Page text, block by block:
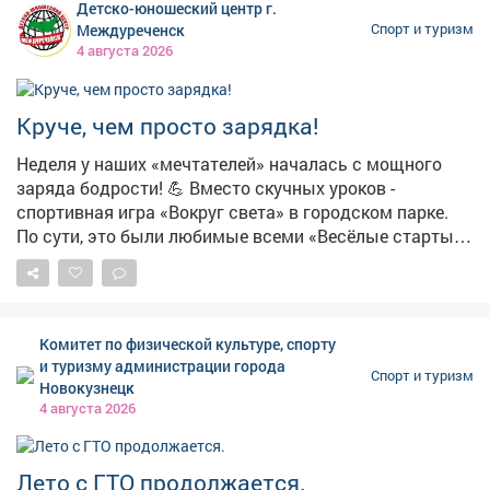
по тел.: 8-923-467-93-53. #югустаг#visitkuzbass#югус
Детско-юношеский центр г.
Междуреченск
4 августа 2026
Спорт и туризм
Круче, чем просто зарядка!
Неделя у наших «мечтателей» началась с мощного
заряда бодрости! 💪 Вместо скучных уроков -
спортивная игра «Вокруг света» в городском парке.
По сути, это были любимые всеми «Весёлые старты»,
только в разы интереснее! Ребята бегали, прыгали,
проявляли чудеса ловкости и, конечно, поддерживали
Но каждый участник усвоил главное: спорт - это не
просто соревнование, это залог хорошего настроения
и крепкого иммунитета. Заряжаемся позитивом на
Комитет по физической культуре, спорту
и туризму администрации города
Новокузнецк
4 августа 2026
Спорт и туризм
Лето с ГТО продолжается.